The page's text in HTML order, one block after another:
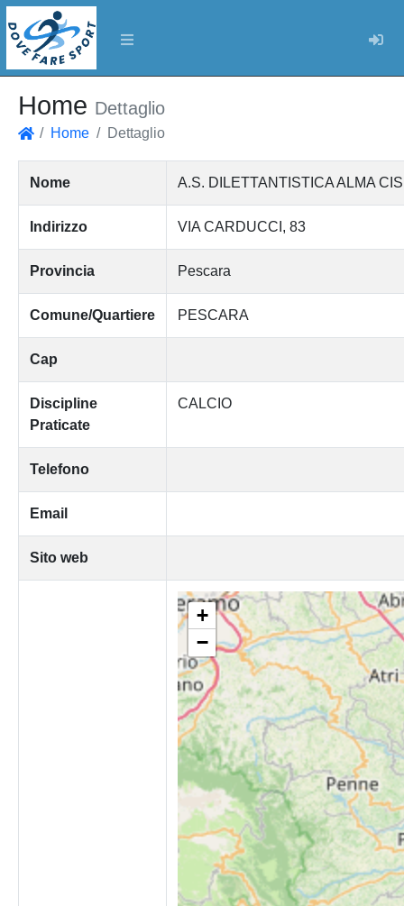
Home Dettaglio
Home Dettaglio
Nome A.S. DILETTANTISTICA ALMA CIS
Indirizzo VIA CARDUCCI, 83
Provincia Pescara
Comune/Quartiere PESCARA
Cap
Discipline
Praticate
CALCIO
Telefono
Email
Sito web
+
−